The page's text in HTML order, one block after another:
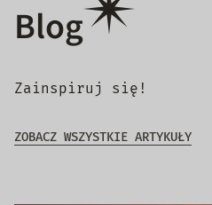
Blog
Zainspiruj się!
ZOBACZ WSZYSTKIE ARTYKUŁY